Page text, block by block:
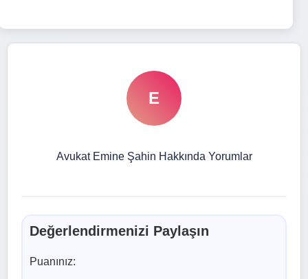
E
Avukat Emine Şahin Hakkında Yorumlar
Değerlendirmenizi Paylaşın
Puanınız: